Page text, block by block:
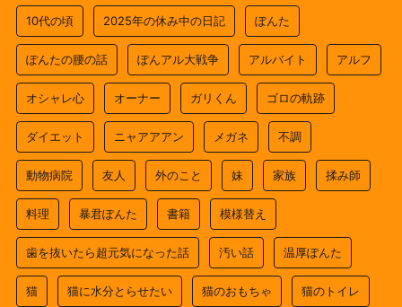
10代の頃 2025年の休み中の日記 ぽんた
ぽんたの腰の話 ぽんアル大戦争 アルバイト アルフ
オシャレ心 オーナー ガリくん ゴロの軌跡
ダイエット ニャアアアン メガネ 不調
動物病院 友人 外のこと 妹 家族 揉み師
料理 暴君ぽんた 書籍 模様替え
歯を抜いたら超元気になった話 汚い話 温厚ぽんた
猫 猫に水分とらせたい 猫のおもちゃ 猫のトイレ